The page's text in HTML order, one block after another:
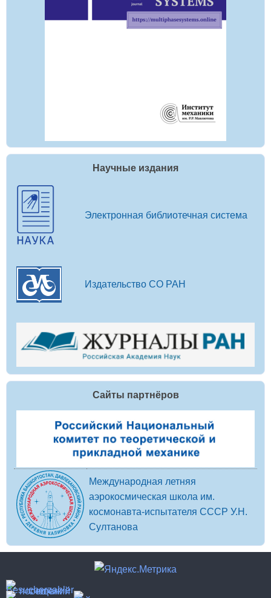
Научные издания
Электронная библиотечная система
Издательство СО РАН
Сайты партнёров
Международная летняя
аэрокосмическая школа им.
космонавта-испытателя СССР У.Н.
Султанова